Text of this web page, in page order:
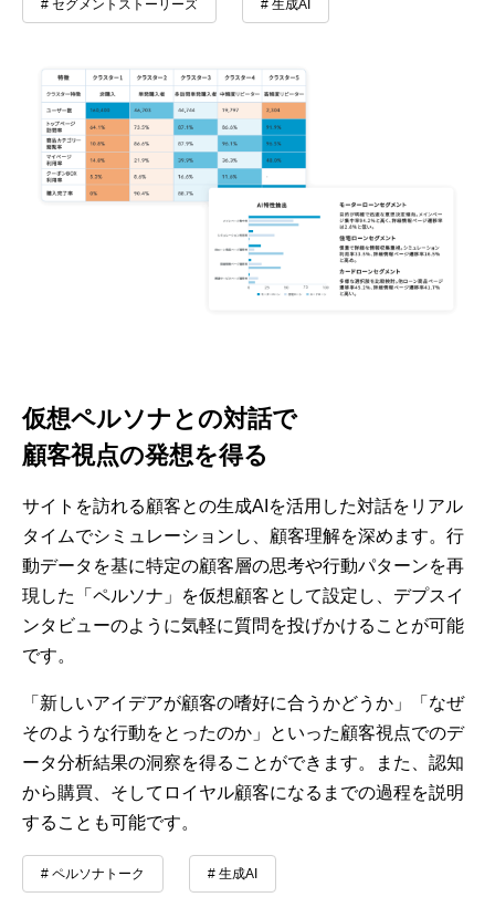
# セグメントストーリーズ # 生成AI
仮想ペルソナとの対話で
顧客視点の発想を得る
サイトを訪れる顧客との生成AIを活用した対話をリアル
タイムでシミュレーションし、顧客理解を深めます。行
動データを基に特定の顧客層の思考や行動パターンを再
現した「ペルソナ」を仮想顧客として設定し、デプスイ
ンタビューのように気軽に質問を投げかけることが可能
です。
「新しいアイデアが顧客の嗜好に合うかどうか」「なぜ
そのような行動をとったのか」といった顧客視点でのデ
ータ分析結果の洞察を得ることができます。また、認知
から購買、そしてロイヤル顧客になるまでの過程を説明
することも可能です。
# ペルソナトーク # 生成AI